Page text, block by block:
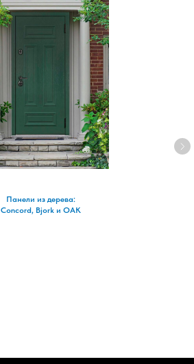
Панели из дерева:
Concord, Bjork и OAK